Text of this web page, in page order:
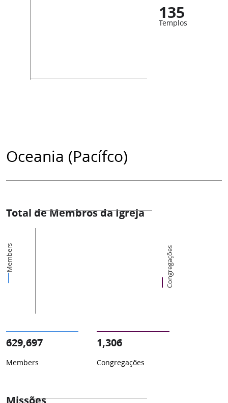
135
Templos
Oceania (Pacífco)
Total de Membros da Igreja
Members Congregações
629,697
Members
1,306
Congregações
Missões